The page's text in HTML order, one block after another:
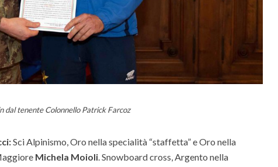
dal tenente Colonnello Patrick Farcoz
Sci Alpinismo, Oro nella specialità “staffetta” e Oro nella
Michela Moioli. Snowboard cross, Argento nella